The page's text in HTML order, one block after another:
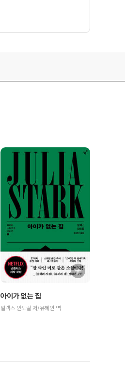
아이가 없는 집
알렉스 안도릴 저/유혜인 역